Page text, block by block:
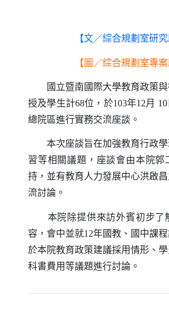
【文／綜合規劃室研
【圖／綜合規劃室專
國立暨南國際大學教育政策與
授及學生計68位，於103年12月 10
總院區進行實務交流座談。
本次座談旨在加強教育行政學
習等相關議題，座談會由本院郭
持，並有教育人力發展中心洪啟
流討論。
本院除提供來訪外賓初步了
容，會中並就12年國教、國中課
於本院教育政策建議採用情形、
科書費用等議題進行討論。